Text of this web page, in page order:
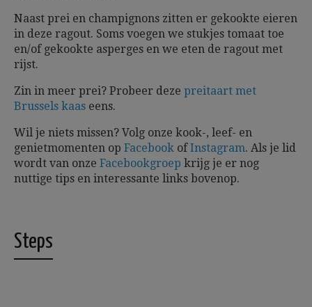
Naast prei en champignons zitten er gekookte eieren
in deze ragout. Soms voegen we stukjes tomaat toe
en/of gekookte asperges en we eten de ragout met
rijst.
Zin in meer prei? Probeer deze preitaart met
Brussels kaas eens.
Wil je niets missen? Volg onze kook-, leef- en
genietmomenten op Facebook ofInstagram. Als je lid
wordt van onze Facebookgroep krijg je er nog
nuttige tips en interessante links bovenop.
Steps